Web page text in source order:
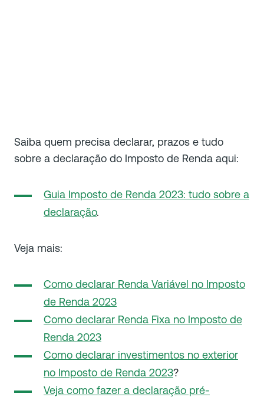
Saiba quem precisa declarar, prazos e tudo
sobre a declaração do Imposto de Renda aqui:
Guia Imposto de Renda 2023: tudo sobre a
declaração.
Veja mais:
Como declarar Renda Variável no Imposto
de Renda 2023
Como declarar Renda Fixa no Imposto de
Renda 2023
Como declarar investimentos no exterior
no Imposto de Renda 2023?
Veja como fazer a declaração pré-